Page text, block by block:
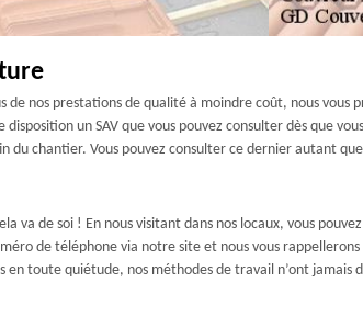
de nos prestations de qualité à moindre coût, nous vous
un SAV que vous pouvez consulter dès que
du chantier. Vous pouvez consulter ce dernier autant
va de soi ! En nous visitant dans nos locaux, vous
de téléphone via notre site et nous vous
toute quiétude, nos méthodes de travail n’ont jamais